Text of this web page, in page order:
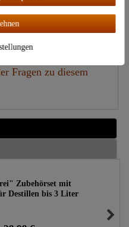
einsehen zu
Fragen zu diesem
Zubehörset mit
Destillen bis 3 Liter